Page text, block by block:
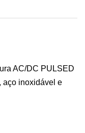
AC/DC PULSED
aço inoxidável e